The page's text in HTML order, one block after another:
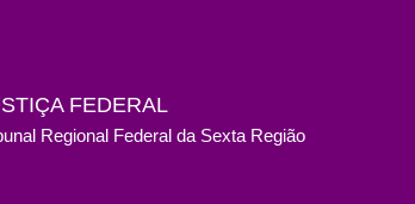
FEDERAL
Regional Federal da Sexta Região